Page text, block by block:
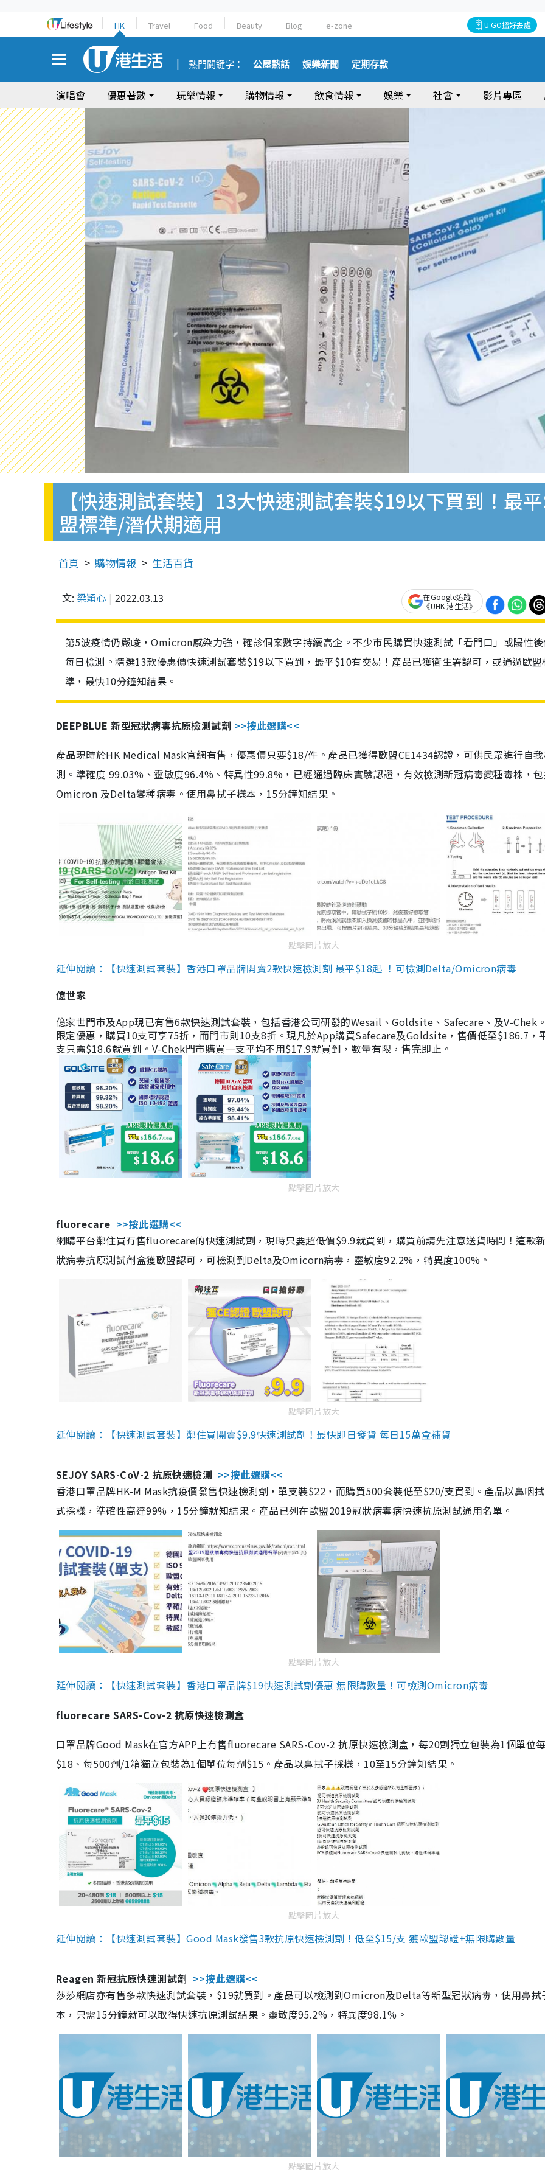
HK Travel Food Beauty Blog e-zone U GO搵好去處
熱門關鍵字： 公屋熱話 娛樂新聞 定期存款
演唱會 優惠著數 玩樂情報 購物情報 飲食情報 娛樂 社會 影片專區
【快速測試套裝】13大快速測試套裝$19以下買到！最
盟標準/潛伏期適用
首頁 購物情報 生活百貨
文: 梁穎心 2022.03.13
在Google追蹤
《UHK 港生活》
第5波疫情仍嚴峻，Omicron感染力強，確診個案數字持續高企。不少市民購買快速測試「看門口」或陽性
每日檢測。精選13款優惠價快速測試套裝$19以下買到，最平$10有交易！產品已獲衛生署認可，或通過歐盟
準，最快10分鐘知結果。
DEEPBLUE 新型冠狀病毒抗原檢測試劑 >>按此選購<<
產品現時於HK Medical Mask官網有售，優惠價只要$18/件。產品已獲得歐盟CE1434認證，可供民眾進行自
測。準確度 99.03%、靈敏度96.4%、特異性99.8%，已經通過臨床實驗認證，有效檢測新冠病毒變種毒株，
Omicron 及Delta變種病毒。使用鼻拭子樣本，15分鐘知結果。
點擊圖片放大
延伸閱讀：【快速測試套裝】香港口罩品牌開賣2款快速檢測劑 最平$18起 ！可檢測Delta/Omicron病毒
億世家
億家世門市及App現已有售6款快速測試套裝，包括香港公司研發的Wesail、Goldsite、Safecare、及V-Chek
限定優惠，購買10支可享75折，而門市則10支8折。現凡於App購買Safecare及Goldsite，售價低至$186.7，
支只需$18.6就買到。V-Chek門市購買一支平均不用$17.9就買到，數量有限，售完即止。
點擊圖片放大
fluorecare >>按此選購<<
網購平台鄰住買有售fluorecare的快速測試劑，現時只要超低價$9.9就買到，購買前請先注意送貨時間！這款
狀病毒抗原測試劑盒獲歐盟認可，可檢測到Delta及Omicorn病毒，靈敏度92.2%，特異度100%。
點擊圖片放大
延伸閱讀：【快速測試套裝】鄰住買開賣$9.9快速測試劑！最快即日發貨 每日15萬盒補貨
SEJOY SARS-CoV-2 抗原快速檢測 >>按此選購<<
香港口罩品牌HK-M Mask抗疫價發售快速檢測劑，單支裝$22，而購買500套裝低至$20/支買到。產品以鼻咽
式採樣，準確性高達99%，15分鐘就知結果。產品已列在歐盟2019冠狀病毒病快速抗原測試通用名單。
點擊圖片放大
延伸閱讀：【快速測試套裝】香港口罩品牌$19快速測試劑優惠 無限購數量！可檢測Omicron病毒
fluorecare SARS-Cov-2 抗原快速檢測盒
口罩品牌Good Mask在官方APP上有售fluorecare SARS-Cov-2 抗原快速檢測盒，每20劑獨立包裝為1個單位
$18、每500劑/1箱獨立包裝為1個單位每劑$15。產品以鼻拭子採樣，10至15分鐘知結果。
點擊圖片放大
延伸閱讀：【快速測試套裝】Good Mask發售3款抗原快速檢測劑！低至$15/支 獲歐盟認證+無限購數量
Reagen 新冠抗原快速測試劑 >>按此選購<<
莎莎網店亦有售多款快速測試套裝，$19就買到。產品可以檢測到Omicron及Delta等新型冠狀病毒，使用鼻拭
本，只需15分鐘就可以取得快速抗原測試結果。靈敏度95.2%，特異度98.1%。
點擊圖片放大